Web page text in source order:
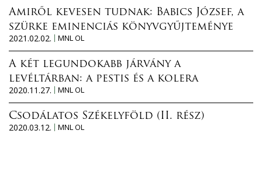
Amiről kevesen tudnak: Babics József, a
szürke eminenciás könyvgyűjteménye
2021.02.02.
MNL OL
A két legundokabb járvány a
levéltárban: a pestis és a kolera
2020.11.27.
MNL OL
Csodálatos Székelyföld (II. rész)
2020.03.12.
MNL OL